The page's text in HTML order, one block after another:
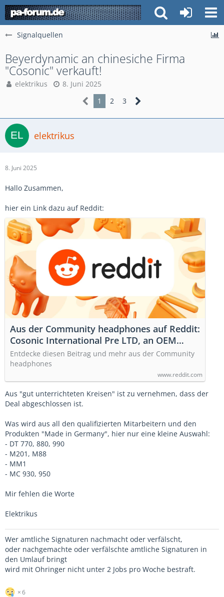
Signalquellen
Beyerdynamic an chinesiche Firma
"Cosonic" verkauft!
elektrikus
8. Juni 2025
1
2 3
elektrikus
8. Juni 2025
Hallo Zusammen,
hier ein Link dazu auf Reddit:
Aus der Community headphones auf Reddit:
Cosonic International Pre LTD, an OEM
manufacturer for tws product for various
brand such as Philips, JBL, Honor,
Soundcore, Huawei, Beats, 1More etc is on
an approximate…
Entdecke diesen Beitrag und mehr aus der Community
headphones
www.reddit.com
Aus "gut unterrichteten Kreisen" ist zu vernehmen, dass der
Deal abgeschlossen ist.
Was wird aus all den qualifizierten Mitarbeitern und den
Produkten "Made in Germany", hier nur eine kleine Auswahl:
- DT 770, 880, 990
- M201, M88
- MM1
- MC 930, 950
Mir fehlen die Worte
Elektrikus
Wer amtliche Signaturen nachmacht oder verfälscht,
oder nachgemachte oder verfälschte amtliche Signaturen in
den Umlauf bringt
wird mit Ohringer nicht unter 2 Jobs pro Woche bestraft.
6